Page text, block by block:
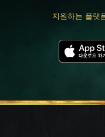
지원하는 플랫